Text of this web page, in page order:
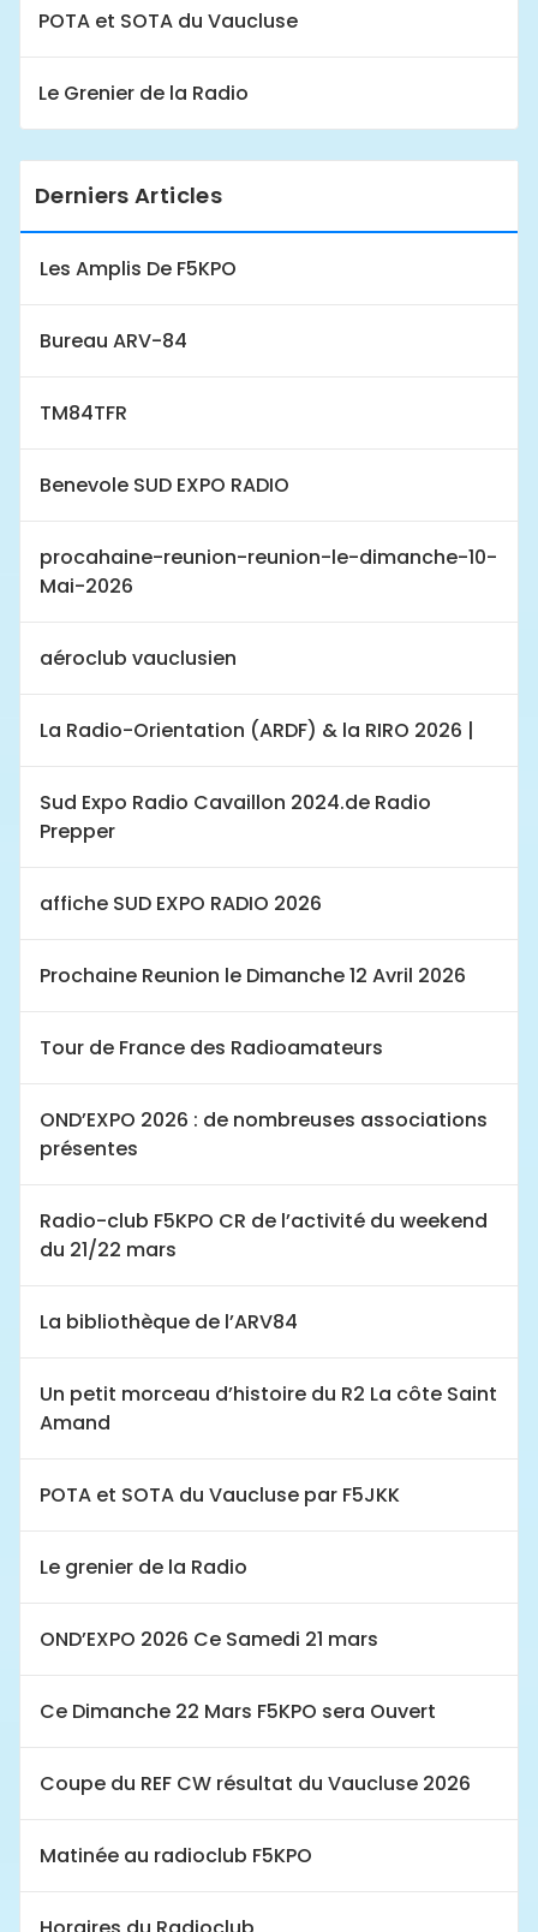
POTA et SOTA du Vaucluse
Le Grenier de la Radio
Derniers Articles
Les Amplis De F5KPO
Bureau ARV-84
TM84TFR
Benevole SUD EXPO RADIO
procahaine-reunion-reunion-le-dimanche-10-
Mai-2026
aéroclub vauclusien
La Radio-Orientation (ARDF) & la RIRO 2026 |
Sud Expo Radio Cavaillon 2024.de Radio
Prepper
affiche SUD EXPO RADIO 2026
Prochaine Reunion le Dimanche 12 Avril 2026
Tour de France des Radioamateurs
OND’EXPO 2026 : de nombreuses associations
présentes
Radio-club F5KPO CR de l’activité du weekend
du 21/22 mars
La bibliothèque de l’ARV84
Un petit morceau d’histoire du R2 La côte Saint
Amand
POTA et SOTA du Vaucluse par F5JKK
Le grenier de la Radio
OND’EXPO 2026 Ce Samedi 21 mars
Ce Dimanche 22 Mars F5KPO sera Ouvert
Coupe du REF CW résultat du Vaucluse 2026
Matinée au radioclub F5KPO